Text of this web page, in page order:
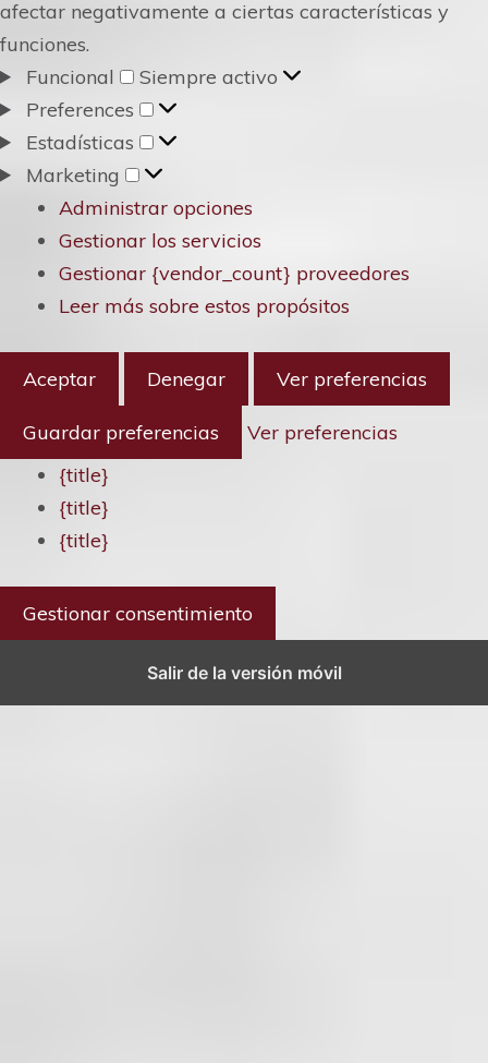
afectar negativamente a ciertas características y
funciones.
Funcional
Funcional
Siempre activo
Preferences
Preferences
Estadísticas
Estadísticas
Marketing
Marketing
Administrar opciones
Gestionar los servicios
Gestionar {vendor_count} proveedores
Leer más sobre estos propósitos
Aceptar Denegar Ver preferencias
Guardar preferencias
Ver preferencias
{title}
{title}
{title}
Gestionar consentimiento
Salir de la versión móvil